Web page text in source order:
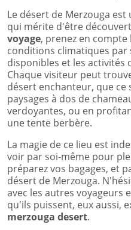
Le désert de Merzouga
qui mérite d'être
voyage, prenez en
conditions climatiques par
disponibles et les
Chaque visiteur peut
désert enchanteur, que ce
paysages à dos de
verdoyantes, ou en
une tente berbère.
La magie de ce lieu est
voir par soi-même pour
préparez vos bagages, et
désert de Merzouga.
avec les autres voyageurs
qu'ils puissent, eux aussi,
merzouga desert.